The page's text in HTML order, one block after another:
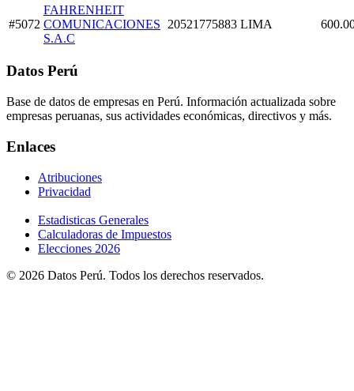
#5072
FAHRENHEIT
COMUNICACIONES
S.A.C
20521775883 LIMA
Datos Perú
Base de datos de empresas en Perú. Información actualizada sobre
empresas peruanas, sus actividades económicas, directivos y más.
Enlaces
Atribuciones
Privacidad
Estadisticas Generales
Calculadoras de Impuestos
Elecciones 2026
© 2026 Datos Perú. Todos los derechos reservados.